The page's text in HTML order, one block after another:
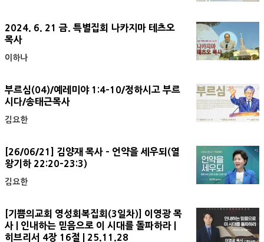
2024. 6. 21 금. 특별집회 나카지마 테츠오
목사
이하나
부르심(04)/예레미야 1:4-10/정하시고 부르
시다/송태근목사
김요한
[26/06/21] 김양재 목사 - 언약을 세우되(열
왕기하 22:20-23:3)
김요한
[기쁨의교회 영성회복집회(3일차)] 이영광 목
사 | 인내하는 믿음으로 이 시대를 돌파하라 |
히브리서 4장 16절 | 25.11.28